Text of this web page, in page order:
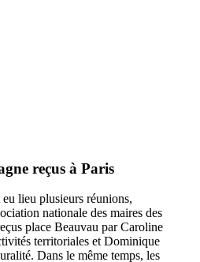
reçus à Paris
eu lieu plusieurs réunions,
nationale des maires des
place Beauvau par Caroline
territoriales et Dominique
Dans le même temps, les